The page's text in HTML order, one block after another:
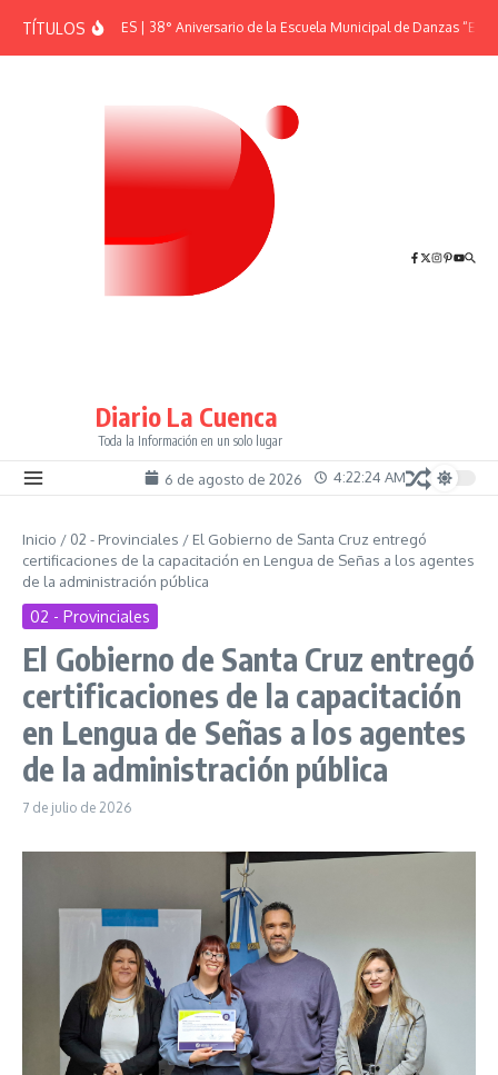
TÍTULOSEFEMÉRIDES | 38° Aniversario de la Escuela Municipal de Danzas “El
Diario La Cuenca
Toda la Información en un solo lugar
6 de agosto de 2026 4:22:24 AM
Inicio / 02 - Provinciales / El Gobierno de Santa Cruz entregó
certificaciones de la capacitación en Lengua de Señas a los agentes
de la administración pública
02 - Provinciales
El Gobierno de Santa Cruz entregó
certificaciones de la capacitación
en Lengua de Señas a los agentes
de la administración pública
7 de julio de 2026